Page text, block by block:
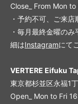
Close_ From Mon
・予約不可、ご来店
・毎月最終金曜の
細はInstagramにて
VERTERE Eifuku
東京都杉並区永福1
Open_ Mon to Fri